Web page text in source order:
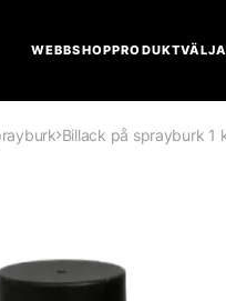
WEBBSHOP
Billack på sprayburk 1